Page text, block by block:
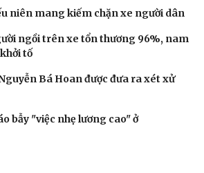
Cửa sổ tình yêu
Kể chuyện cho bé
Hạt giống tâm hồn
niên mang kiếm chặn xe người dân
ngồi trên xe tổn thương 96%, nam
tố
Bá Hoan được đưa ra xét xử
bẫy "việc nhẹ lương cao" ở